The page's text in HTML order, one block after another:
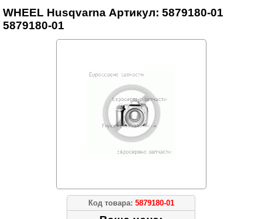
WHEEL Husqvarna Артикул: 5879180-01
5879180-01
Код товара: 5879180-01